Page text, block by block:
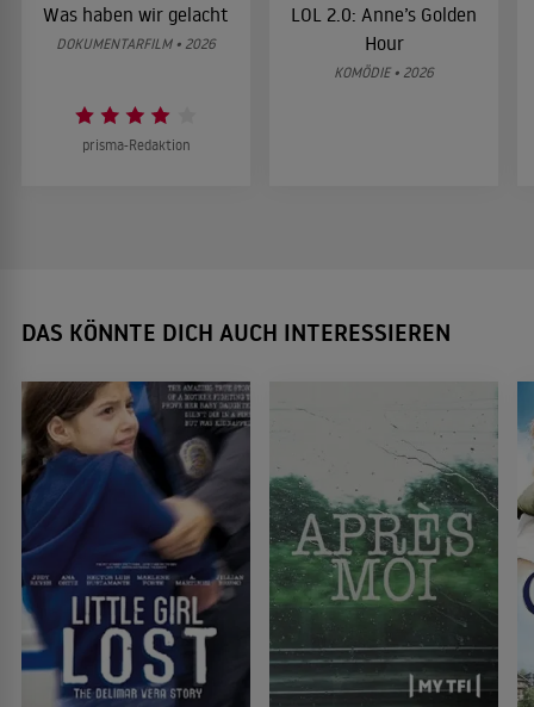
Was haben wir gelacht
DOKUMENTARFILM • 2026
prisma-Redaktion
LOL 2.0: Anne’s Golden
Hour
KOMÖDIE • 2026
DAS KÖNNTE DICH AUCH INTERESSIEREN